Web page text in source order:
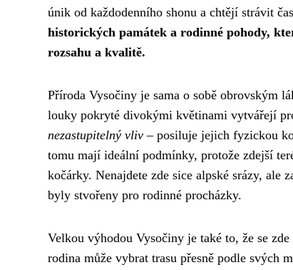
únik od každodenního shonu a chtějí strávit
historických památek a rodinné pohody,
rozsahu a kvalitě.
Příroda Vysočiny je sama o sobě obrovským
louky pokryté divokými květinami vytvářejí
nezastupitelný vliv – posiluje jejich fyzickou
tomu mají ideální podmínky, protože zdejší
kočárky. Nenajdete zde sice alpské srázy,
byly stvořeny pro rodinné procházky.
Velkou výhodou Vysočiny je také to, že se zde
rodina může vybrat trasu přesně podle svých